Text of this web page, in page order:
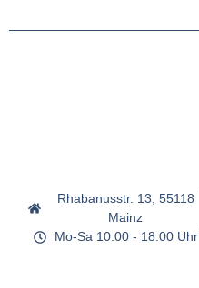
Rhabanusstr. 13, 55118
Mainz
Mo-Sa 10:00 - 18:00 Uhr